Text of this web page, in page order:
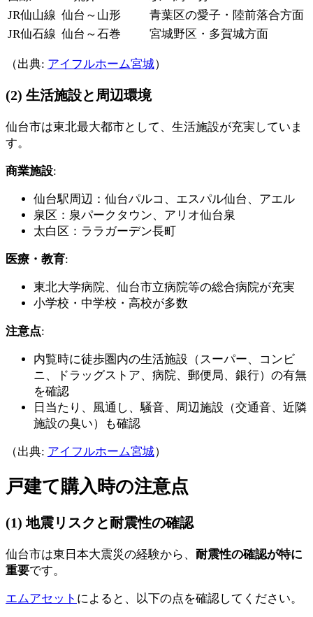
JR仙山線 仙台～山形
青葉区の愛子・陸前落合方面
JR仙石線 仙台～石巻 宮城野区・多賀城方面
（出典: アイフルホーム宮城）
(2) 生活施設と周辺環境
仙台市は東北最大都市として、生活施設が充実していま
す。
商業施設:
仙台駅周辺：仙台パルコ、エスパル仙台、アエル
泉区：泉パークタウン、アリオ仙台泉
太白区：ララガーデン長町
医療・教育:
東北大学病院、仙台市立病院等の総合病院が充実
小学校・中学校・高校が多数
注意点:
内覧時に徒歩圏内の生活施設（スーパー、コンビ
ニ、ドラッグストア、病院、郵便局、銀行）の有無
を確認
日当たり、風通し、騒音、周辺施設（交通音、近隣
施設の臭い）も確認
（出典: アイフルホーム宮城）
戸建て購入時の注意点
(1) 地震リスクと耐震性の確認
仙台市は東日本大震災の経験から、 耐震性の確認が特に
重要です。
エムアセット によると、以下の点を確認してください。